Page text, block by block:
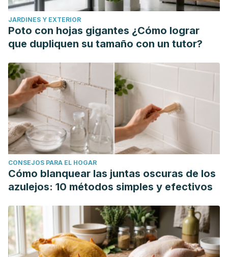
DEPORTISTAS JÓVENES. RELACIÓN CON ALGUNAS
VARIABLES. Revista Iberoamericana de Psicología del
Ejercicio y el Deporte [Internet]. 2008;3(2):201-214.
id=311126260004
Freire, Wilma B., William F. Waters, & Gabriela Rivas-Mariño.
"[ARTÍCULO RETRACTADO] Semáforo nutricional de
alimentos procesados: estudio cualitativo sobre
conocimientos, comprensión, actitudes y prácticas en el
Ecuador." Revista Peruana de Medicina Experimental y
Salud Pública [En línea], 34.1 (2017): 11-8. Web. 5 ene. 2022.
Disponible en:
https://doi.org/10.17843/rpmesp.2017.341.2762
Nieto-Orozco, Claudia, Sangochian, Alik Chanin, Tamborrel
Signoret, Natalia, Vidal González, Eloín, Tolentino-Mayo,
Lizbeth, Vergara-Castañeda, Arely, Percepción sobre el
consumo de alimentos procesados y productos
ultraprocesados en estudiantes de posgrado de la Ciudad
JARDINES Y EXTERIOR
Poto con hojas gigantes ¿Cómo lograr
que dupliquen su tamaño con un tutor?
CONSEJOS PARA EL HOGAR
Cómo blanquear las juntas oscuras de los
azulejos: 10 métodos simples y efectivos